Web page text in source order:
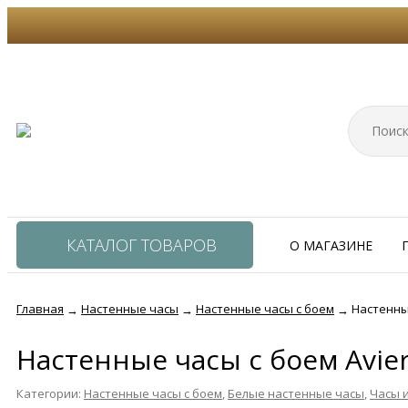
КАТАЛОГ ТОВАРОВ О МАГАЗИНЕ
Главная → Настенные часы → Настенные часы с боем →
Настенные часы с боем
Категории: Настенные часы с боем Белые настенные часы Часы